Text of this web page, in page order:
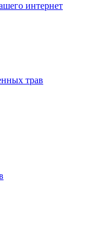
интернет
трав